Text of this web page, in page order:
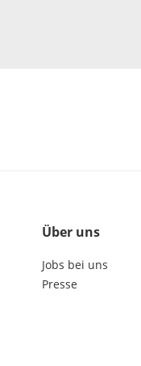
Über uns
Jobs bei uns
Presse